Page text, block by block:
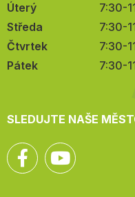
Úterý
7:30-
Středa
7:30-
Čtvrtek
7:30-
Pátek
7:30-
SLEDUJTE NAŠE
Facebook